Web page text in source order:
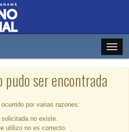
ser encontrada
por varias razones:
solicitada no existe.
utilizo no es correcto.